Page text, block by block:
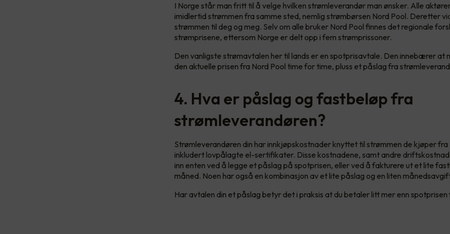
I Norge står man fritt til å velge hvilken strømleverandør man ønsker. Alle
imidlertid strømmen fra samme sted, nemlig strømbørsen Nord Pool. Deretter
strømmen til deg og meg. Selv om alle bruker Nord Pool finnes det regionale
strømprisene, ettersom Norge er delt opp i fem strømprissoner.
Den vanligste strømavtalen her til lands er en spotprisavtale. Den innebærer at
den aktuelle prisen fra Nord Pool time for time, pluss et påslag fra
4. Hva er påslag og fastbeløp fra
strømleverandøren?
Strømleverandøren din har innkjøpskostnader knyttet til strømmen de kjøper fra
inkludert lovpålagte el-sertifikater. Disse kostnadene, samt andre
inn enten ved å legge et påslag på spotprisen, eller ved å fakturere ut et lite
måned. Noen har også en kombinasjon av et lite påslag og en liten
Har avtalen din et påslag betyr det i praksis at du betaler litt mer enn spotprisen